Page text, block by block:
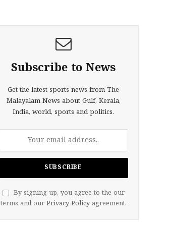
Subscribe to News
Get the latest sports news from The
Malayalam News about Gulf, Kerala,
India, world, sports and politics.
By signing up, you agree to the our
terms and our Privacy Policyagreement.